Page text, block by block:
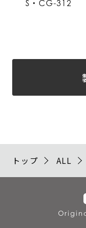
S・CG-312
トップ ALL